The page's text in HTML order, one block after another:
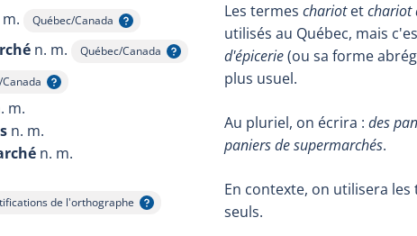
Québec/Canada
Afficher l'infobulle
n. m. Québec/Canada
Afficher l'infobulle
l'infobulle
m.
n. m.
n. m.
de l'orthographe
l'infobulle
Les termes chariotetchariot
utilisés au Québec, mais
d'épicerie(ou sa forme
plus usuel.
Au pluriel, on écrira : des
paniers de supermarchés.
En contexte, on utilisera
seuls.